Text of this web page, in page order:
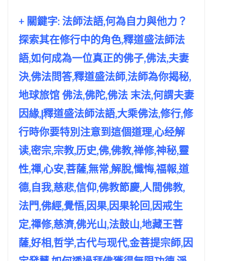
+ 關鍵字: 法師法語,何為自力與他力？
探索其在修行中的角色,釋道盛法師法
語,如何成為一位真正的佛子,佛法,夫妻
決,佛法問答,釋道盛法師,法師為你揭秘,
地球旅馆 佛法,佛陀,佛法 末法,何謂夫妻
因緣,|釋道盛法師法語,大乘佛法,修行,修
行時你要特別注意到這個道理,心经解
读,密宗,宗教,历史,佛,佛教,禅修,神秘,靈
性,禪,心安,菩薩,無常,解脫,懺悔,福報,道
德,自我,慈悲,信仰,佛教節慶,人間佛教,
法門,佛經,覺悟,因果,因果轮回,因戒生
定,禪修,慈濟,佛光山,法鼓山,地藏王菩
薩,好相,哲学,古代与现代,金菩提宗師,因